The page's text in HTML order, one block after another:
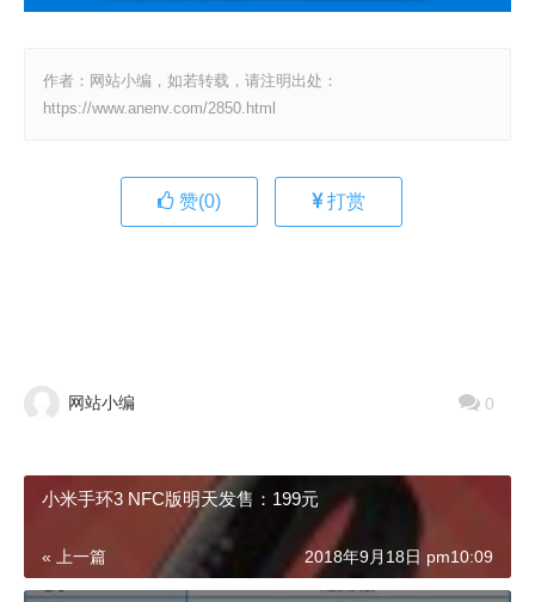
作者：网站小编，如若转载，请注明出处：
https://www.anenv.com/2850.html
赞(0) 打赏
网站小编 0
小米手环3 NFC版明天发售：199元
« 上一篇 2018年9月18日 pm10:09